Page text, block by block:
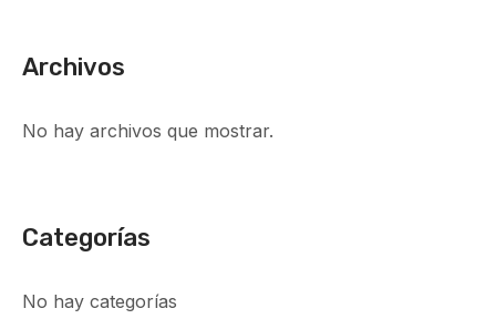
Archivos
No hay archivos que mostrar.
Categorías
No hay categorías